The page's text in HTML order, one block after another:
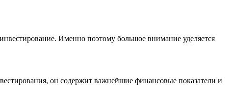
Именно поэтому большое внимание уделяется
он содержит важнейшие финансовые показатели и